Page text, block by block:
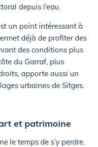
depuis l’eau.
un point intéressant à
déjà de profiter des
des conditions plus
du Garraf, plus
apporte aussi un
urbaines de Sitges.
et patrimoine
le temps de s’y perdre.